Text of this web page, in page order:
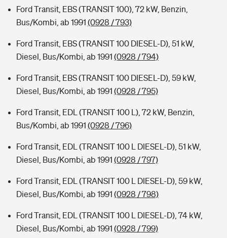
Ford Transit, EBS (TRANSIT 100), 72 kW, Benzin,
Bus/Kombi, ab 1991 (0928 / 793)
Ford Transit, EBS (TRANSIT 100 DIESEL-D), 51 kW,
Diesel, Bus/Kombi, ab 1991 (0928 / 794)
Ford Transit, EBS (TRANSIT 100 DIESEL-D), 59 kW,
Diesel, Bus/Kombi, ab 1991 (0928 / 795)
Ford Transit, EDL (TRANSIT 100 L), 72 kW, Benzin,
Bus/Kombi, ab 1991 (0928 / 796)
Ford Transit, EDL (TRANSIT 100 L DIESEL-D), 51 kW,
Diesel, Bus/Kombi, ab 1991 (0928 / 797)
Ford Transit, EDL (TRANSIT 100 L DIESEL-D), 59 kW,
Diesel, Bus/Kombi, ab 1991 (0928 / 798)
Ford Transit, EDL (TRANSIT 100 L DIESEL-D), 74 kW,
Diesel, Bus/Kombi, ab 1991 (0928 / 799)